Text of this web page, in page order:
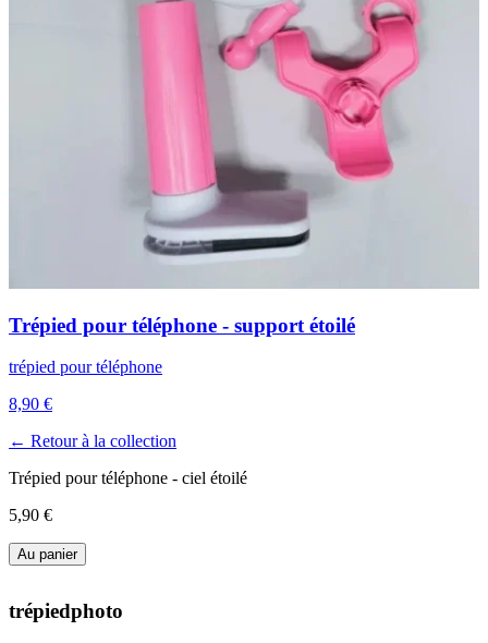
Trépied pour téléphone - support étoilé
trépied pour téléphone
8,90 €
← Retour à la collection
Trépied pour téléphone - ciel étoilé
5,90 €
Au panier
trépiedphoto